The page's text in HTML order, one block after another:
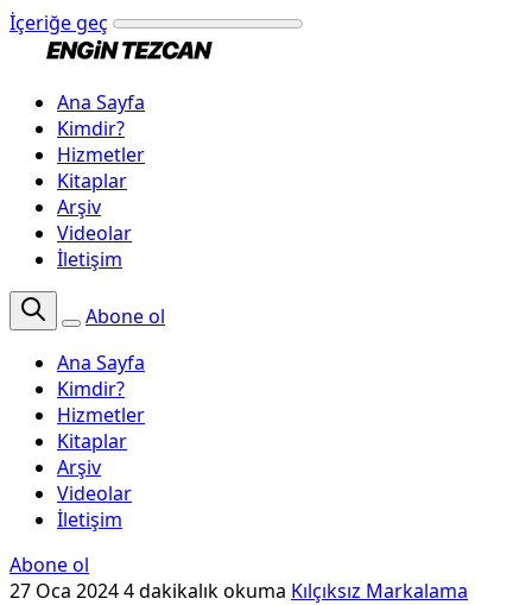
İçeriğe geç
Ana Sayfa
Kimdir?
Hizmetler
Kitaplar
Arşiv
Videolar
İletişim
Abone ol
Ana Sayfa
Kimdir?
Hizmetler
Kitaplar
Arşiv
Videolar
İletişim
Abone ol
27 Oca 20244 dakikalık okuma Kılçıksız Markalama